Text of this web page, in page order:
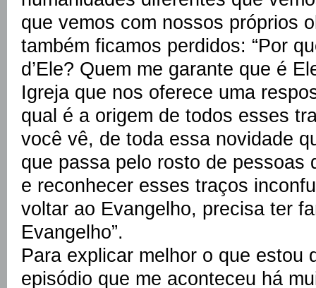
que vemos com nossos próprios
também ficamos perdidos: “Por
d’Ele? Quem me garante que é
Igreja que nos oferece uma
qual é a origem de todos esses
você vê, de toda essa novidade
que passa pelo rosto de pessoas
e reconhecer esses traços
voltar ao Evangelho, precisa ter
Evangelho”.
Para explicar melhor o que estou
episódio que me aconteceu há